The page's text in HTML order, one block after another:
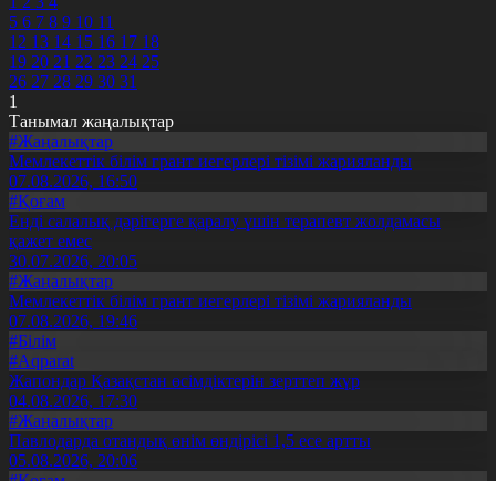
5 6 7 8 9 10 11
12 13 14 15 16 17 18
19 20 21 22 23 24 25
26 27 28 29 30 31
1
Танымал жаңалықтар
#Жаңалықтар
Мемлекеттік білім грант иегерлері тізімі жарияланды
07.08.2026, 16:50
#Қоғам
Енді салалық дәрігерге қаралу үшін терапевт жолдамасы
қажет емес
30.07.2026, 20:05
#Жаңалықтар
Мемлекеттік білім грант иегерлері тізімі жарияланды
07.08.2026, 19:46
#Білім
#Aqparat
Жапондар Қазақстан өсімдіктерін зерттеп жүр
04.08.2026, 17:30
#Жаңалықтар
Павлодарда отандық өнім өндірісі 1,5 есе артты
05.08.2026, 20:06